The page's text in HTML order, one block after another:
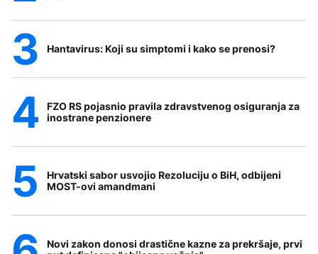
Hantavirus: Koji su simptomi i kako se prenosi?
FZO RS pojasnio pravila zdravstvenog osiguranja za
inostrane penzionere
Hrvatski sabor usvojio Rezoluciju o BiH, odbijeni
MOST-ovi amandmani
Novi zakon donosi drastične kazne za prekršaje, prvi